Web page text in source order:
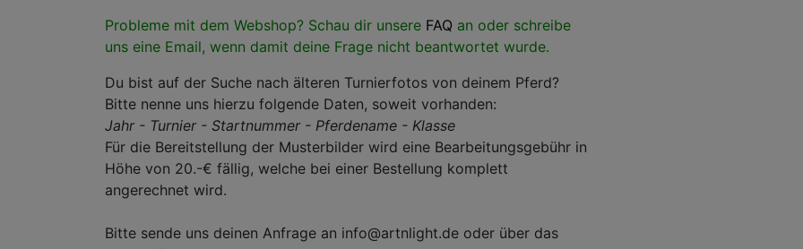
Probleme mit dem Webshop? Schau dir unsere FAQ an oder schreibe
uns eine Email, wenn damit deine Frage nicht beantwortet wurde.
Du bist auf der Suche nach älteren Turnierfotos von deinem Pferd?
Bitte nenne uns hierzu folgende Daten, soweit vorhanden:
Jahr - Turnier - Startnummer - Pferdename - Klasse
Für die Bereitstellung der Musterbilder wird eine Bearbeitungsgebühr in
Höhe von 20.-€ fällig, welche bei einer Bestellung komplett
angerechnet wird.
Bitte sende uns deinen Anfrage an info@artnlight.de oder über das